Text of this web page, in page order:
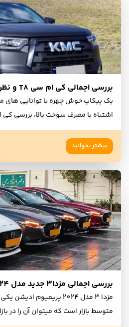
یک پیکاپ خوش چهره با توانایی های
اشتباه با مصرف سوخت بالا، بررسی کی ام
بیشتر بخوانید
مزدا 3 مدل 2024 پریمیوم
متوسط بازار است که میتوان آن را در